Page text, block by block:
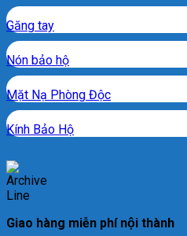
Găng tay
Nón bảo hộ
Mặt Nạ Phòng Độc
Kính Bảo Hộ
Giao hàng miễn phí nội thành